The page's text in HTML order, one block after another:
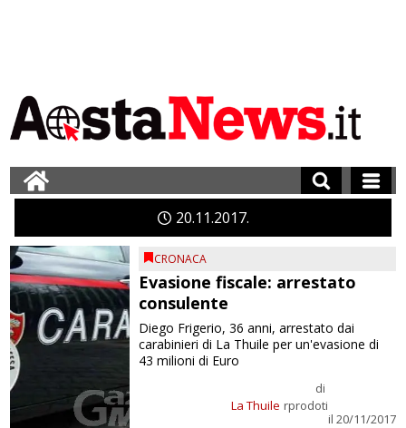
20 11 2017
CRONACA
Evasione fiscale: arrestato
consulente
La Thuile
di
rprodoti
il 20/11/2017
Diego Frigerio, 36 anni, arrestato dai
carabinieri di La Thuile per un'evasione di
43 milioni di Euro